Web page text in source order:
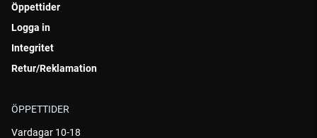
Öppettider
Logga in
Integritet
Retur/Reklamation
ÖPPETTIDER
Vardagar 10-18